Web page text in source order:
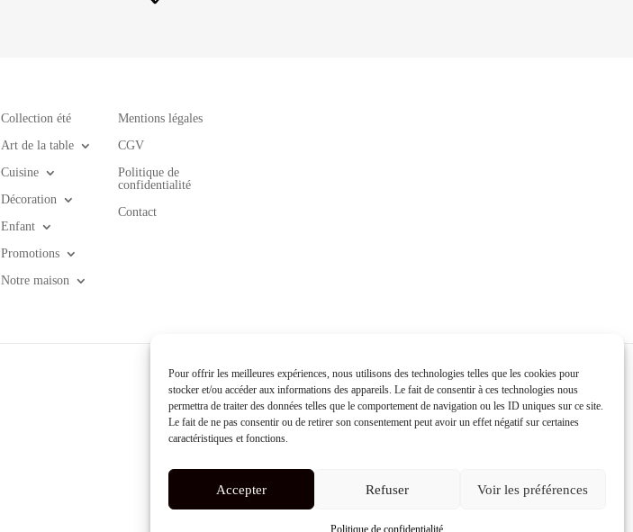
Pour offrir les meilleures expériences, nous utilisons des technologies telles que les cookies pour
stocker et/ou accéder aux informations des appareils. Le fait de consentir à ces technologies nous
permettra de traiter des données telles que le comportement de navigation ou les ID uniques sur ce site.
Le fait de ne pas consentir ou de retirer son consentement peut avoir un effet négatif sur certaines
caractéristiques et fonctions.
Accepter Refuser Voir les préférences
Politique de confidentialité
Collection été
Art de la table
Cuisine
Décoration
Enfant
Promotions
Notre maison
Mentions légales
CGV
Politique de
confidentialité
Contact